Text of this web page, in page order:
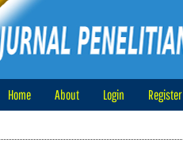
Home About Login Register